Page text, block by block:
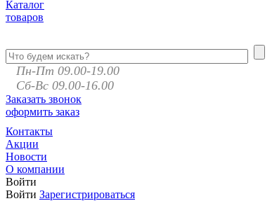
Каталог
товаров
Пн-Пт 09.00-19.00
Сб-Вс 09.00-16.00
Заказать звонок
оформить заказ
Контакты
Акции
Новости
О компании
Войти
Войти Зарегистрироваться